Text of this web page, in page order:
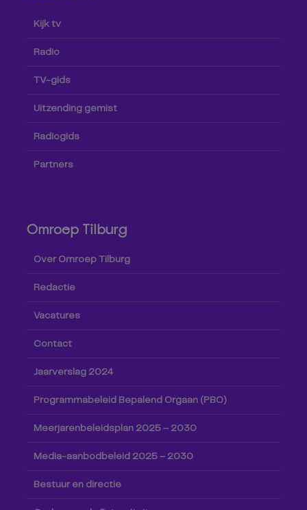
Kijk tv
Radio
TV-gids
Uitzending gemist
Radiogids
Partners
Omroep Tilburg
Over Omroep Tilburg
Redactie
Vacatures
Contact
Jaarverslag 2024
Programmabeleid Bepalend Orgaan (PBO)
Meerjarenbeleidsplan 2025 – 2030
Media-aanbodbeleid 2025 – 2030
Bestuur en directie